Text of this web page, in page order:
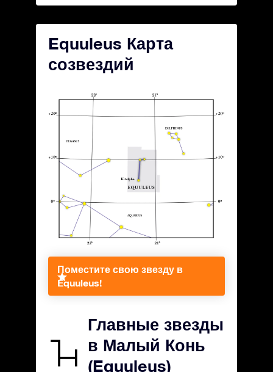
Equuleus Карта
созвездий
Поместите свою звезду в
Equuleus!
Главные звезды
в Малый Конь
(Equuleus)